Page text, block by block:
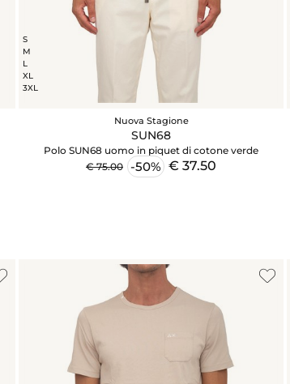
S
M
L
XL
3XL
Nuova Stagione
SUN68
Polo SUN68 uomo in piquet di cotone verde
€ 75.00 -50% € 37.50